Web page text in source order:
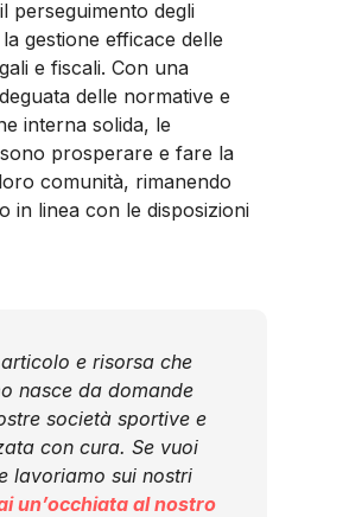
perseguimento degli
gestione efficace delle
e fiscali. Con una
delle normative e
interna solida, le
prosperare e fare la
comunità, rimanendo
in linea con le disposizioni
e risorsa che
nasce da domande
società sportive e
con cura. Se vuoi
lavoriamo sui nostri
un’occhiata al nostro